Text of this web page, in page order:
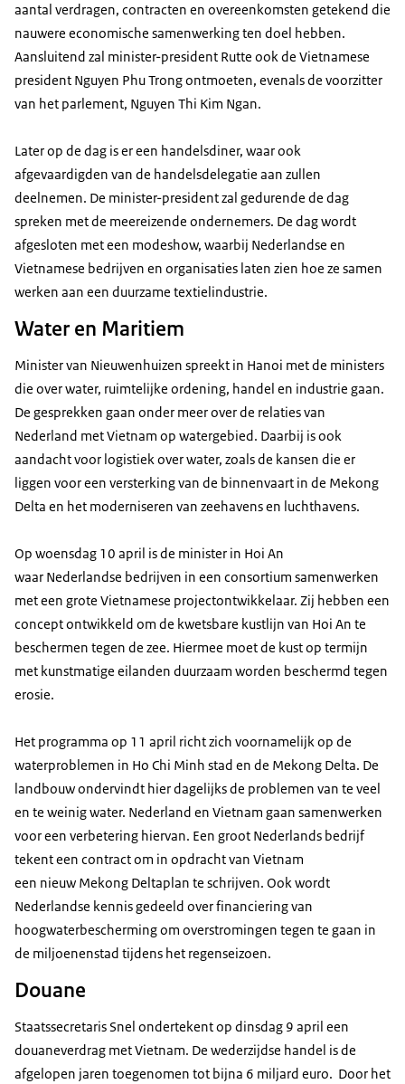
aantal verdragen, contracten en overeenkomsten getekend die
nauwere economische samenwerking ten doel hebben.
Aansluitend zal minister-president Rutte ook de Vietnamese
president Nguyen Phu Trong ontmoeten, evenals de voorzitter
van het parlement, Nguyen Thi Kim Ngan.
Later op de dag is er een handelsdiner, waar ook
afgevaardigden van de handelsdelegatie aan zullen
deelnemen. De minister-president zal gedurende de dag
spreken met de meereizende ondernemers. De dag wordt
afgesloten met een modeshow, waarbij Nederlandse en
Vietnamese bedrijven en organisaties laten zien hoe ze samen
werken aan een duurzame textielindustrie.
Water en Maritiem
Minister van Nieuwenhuizen spreekt in Hanoi met de ministers
die over water, ruimtelijke ordening, handel en industrie gaan.
De gesprekken gaan onder meer over de relaties van
Nederland met Vietnam op watergebied. Daarbij is ook
aandacht voor logistiek over water, zoals de kansen die er
liggen voor een versterking van de binnenvaart in de Mekong
Delta en het moderniseren van zeehavens en luchthavens.
Op woensdag 10 april is de minister in Hoi An
waar Nederlandse bedrijven in een consortium samenwerken
met een grote Vietnamese projectontwikkelaar. Zij hebben een
concept ontwikkeld om de kwetsbare kustlijn van Hoi An te
beschermen tegen de zee. Hiermee moet de kust op termijn
met kunstmatige eilanden duurzaam worden beschermd tegen
erosie.
Het programma op 11 april richt zich voornamelijk op de
waterproblemen in Ho Chi Minh stad en de Mekong Delta. De
landbouw ondervindt hier dagelijks de problemen van te veel
en te weinig water. Nederland en Vietnam gaan samenwerken
voor een verbetering hiervan. Een groot Nederlands bedrijf
tekent een contract om in opdracht van Vietnam
een nieuw Mekong Deltaplan te schrijven. Ook wordt
Nederlandse kennis gedeeld over financiering van
hoogwaterbescherming om overstromingen tegen te gaan in
de miljoenenstad tijdens het regenseizoen.
Douane
Staatssecretaris Snel ondertekent op dinsdag 9 april een
douaneverdrag met Vietnam. De wederzijdse handel is de
afgelopen jaren toegenomen tot bijna 6 miljard euro. Door het